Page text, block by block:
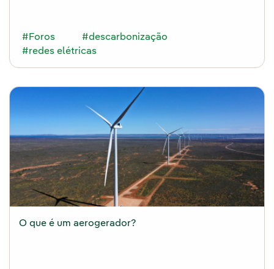
#Foros
#descarbonização
#redes elétricas
O que é um aerogerador?